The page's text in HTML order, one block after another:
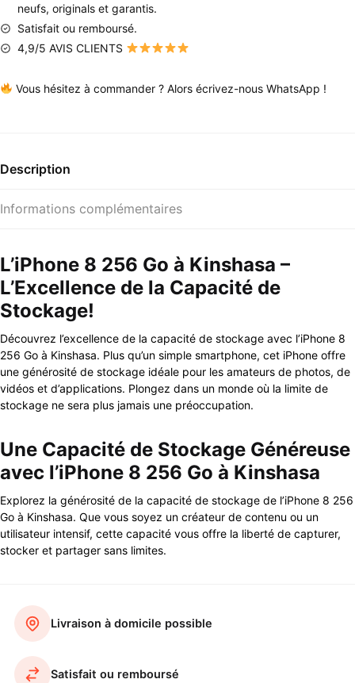
neufs, originals et garantis.
Satisfait ou remboursé.
4,9/5 AVIS CLIENTS
Vous hésitez à commander ? Alors écrivez-nous WhatsApp !
Description
Informations complémentaires
L’iPhone 8 256 Go à Kinshasa –
L’Excellence de la Capacité de
Stockage!
Découvrez l’excellence de la capacité de stockage avec l’iPhone 8
256 Go à Kinshasa. Plus qu’un simple smartphone, cet iPhone offre
une générosité de stockage idéale pour les amateurs de photos, de
vidéos et d’applications. Plongez dans un monde où la limite de
stockage ne sera plus jamais une préoccupation.
Une Capacité de Stockage Généreuse
avec l’iPhone 8 256 Go à Kinshasa
Explorez la générosité de la capacité de stockage de l’iPhone 8 256
Go à Kinshasa. Que vous soyez un créateur de contenu ou un
utilisateur intensif, cette capacité vous offre la liberté de capturer,
stocker et partager sans limites.
Livraison à domicile possible
Satisfait ou remboursé